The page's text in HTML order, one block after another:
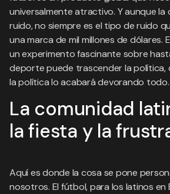
universalmente atractivo. Y aunque
ruido, no siempre es el tipo de ruido
una marca de mil millones de dólares.
un experimento fascinante sobre
deporte puede trascender la política,
la política lo acabará devorando todo.
La comunidad
la fiesta y la
Aquí es donde la cosa se pone
nosotros. El fútbol, para los latinos en